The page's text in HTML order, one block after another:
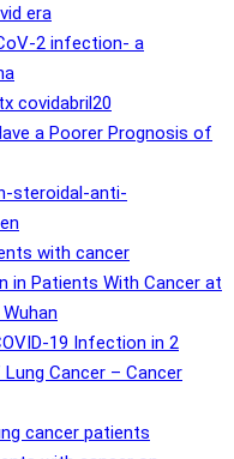
era
2 infection- a
covidabril20
a Poorer Prognosis of
steroidal-anti-
with cancer
in Patients With Cancer at
19 Infection in 2
Cancer – Cancer
cancer patients